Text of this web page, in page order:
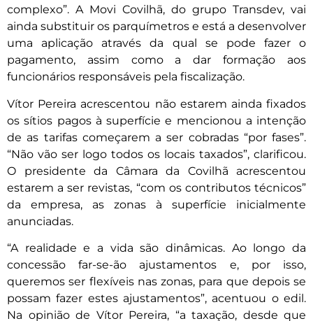
complexo”. A Movi Covilhã, do grupo Transdev, vai
ainda substituir os parquímetros e está a desenvolver
uma aplicação através da qual se pode fazer o
pagamento, assim como a dar formação aos
funcionários responsáveis pela fiscalização.
Vítor Pereira acrescentou não estarem ainda fixados
os sítios pagos à superfície e mencionou a intenção
de as tarifas começarem a ser cobradas “por fases”.
“Não vão ser logo todos os locais taxados”, clarificou.
O presidente da Câmara da Covilhã acrescentou
estarem a ser revistas, “com os contributos técnicos”
da empresa, as zonas à superfície inicialmente
anunciadas.
“A realidade e a vida são dinâmicas. Ao longo da
concessão far-se-ão ajustamentos e, por isso,
queremos ser flexíveis nas zonas, para que depois se
possam fazer estes ajustamentos”, acentuou o edil.
Na opinião de Vítor Pereira, “a taxação, desde que